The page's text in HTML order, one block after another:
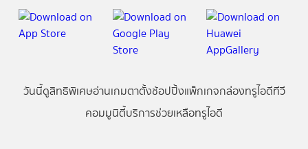
วันนี้ดูสิทธิพิเศษอ่านเกมตาตั้งช้อปปิ้งแพ็กเกจกล่องทรูไอดีทีวี
คอมมูนิตี้บริการช่วยเหลือทรูไอดี